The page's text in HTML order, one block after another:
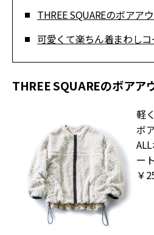
THREE SQUAREのボアア
可愛くて楽ちん着まわし
THREE SQUAREのボアア
軽
ボ
ー
￥